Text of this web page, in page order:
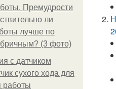
Премудрости
ли
лучше по
(3 фото)
с датчиком
сухого хода для
работы